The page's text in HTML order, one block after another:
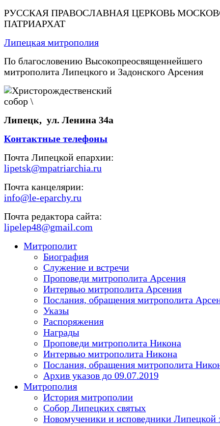
РУССКАЯ ПРАВОСЛАВНАЯ ЦЕРКОВЬ
ПАТРИАРХАТ
Липецкая митрополия
По благословению Высокопреосвященнейшего
митрополита Липецкого и Задонского Арсения
Липецк, ул. Ленина 34а
Контактные телефоны
Почта Липецкой епархии:
lipetsk@mpatriarchia.ru
Почта канцелярии:
info@le-eparchy.ru
Почта редактора сайта:
lipelep48@gmail.com
Митрополит
Биография
Служение и встречи
Проповеди митрополита Арсения
Интервью митрополита Арсения
Послания, обращения митрополита
Указы
Распоряжения
Награды
Проповеди митрополита Никона
Интервью митрополита Никона
Послания, обращения митрополита
Архив указов до 09.07.2019
Митрополия
История митрополии
Собор Липецких святых
Новомученики и исповедники Липецкой